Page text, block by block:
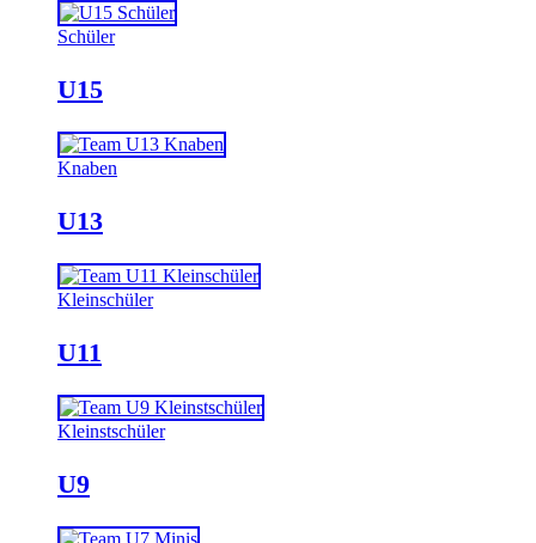
Schüler
U15
Knaben
U13
Kleinschüler
U11
Kleinstschüler
U9